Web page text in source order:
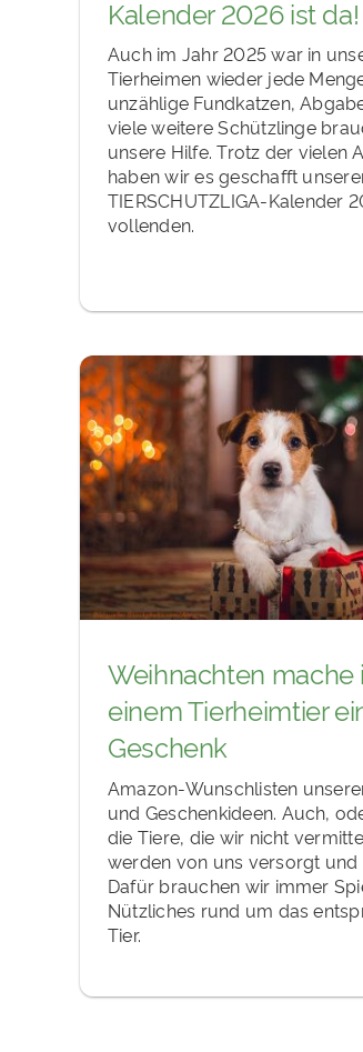
Kalender 2026 ist da!
Auch im Jahr 2025 war in
Tierheimen wieder jede
unzählige Fundkatzen,
viele weitere Schützlinge
unsere Hilfe. Trotz der vielen
haben wir es geschafft
TIERSCHUTZLIGA-Kalender
vollenden.
Weihnachten mache
einem Tierheimtier
Geschenk
Amazon-Wunschlisten
und Geschenkideen. Auch,
die Tiere, die wir nicht
werden von uns versorgt und
Dafür brauchen wir immer
Nützliches rund um das
Tier.